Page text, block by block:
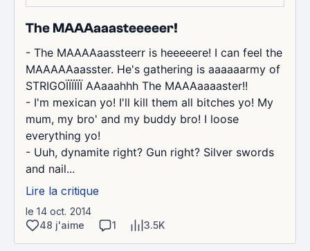
The MAAAaaasteeeeer!
- The MAAAAaassteerr is heeeeere! I can feel the
MAAAAAaasster. He's gathering is aaaaaarmy of
STRIGOÏÏÏÏÏÏ AAaaahhh The MAAAaaaaster!!
- I'm mexican yo! I'll kill them all bitches yo! My
mum, my bro' and my buddy bro! I loose
everything yo!
- Uuh, dynamite right? Gun right? Silver swords
and nail...
Lire la critique
le 14 oct. 2014
48 j'aime
1 3.5K